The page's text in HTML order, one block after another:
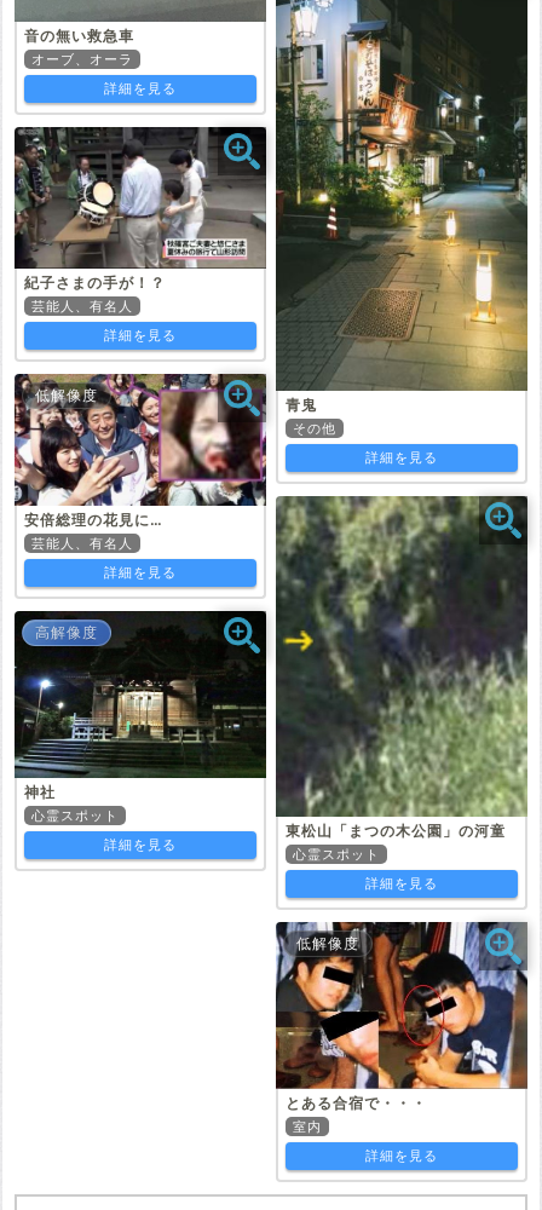
音の無い救急車
オーブ、オーラ
詳細を見る
紀子さまの手が！？
芸能人、有名人
詳細を見る
低解像度
安倍総理の花見に…
芸能人、有名人
詳細を見る
高解像度
神社
心霊スポット
詳細を見る
青鬼
その他
詳細を見る
東松山「まつの木公園」の河童
心霊スポット
詳細を見る
低解像度
とある合宿で・・・
室内
詳細を見る